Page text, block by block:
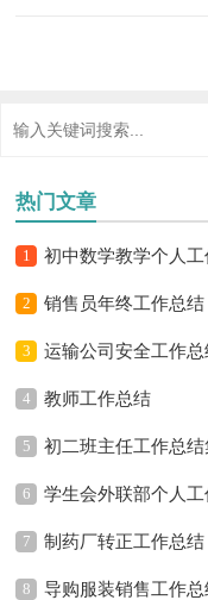
热门文章
1 初中数学教学个人
2 销售员年终工作总结
3 运输公司安全工作总
4 教师工作总结
5 初二班主任工作总结
6 学生会外联部个人
7 制药厂转正工作总结
8 导购服装销售工作总